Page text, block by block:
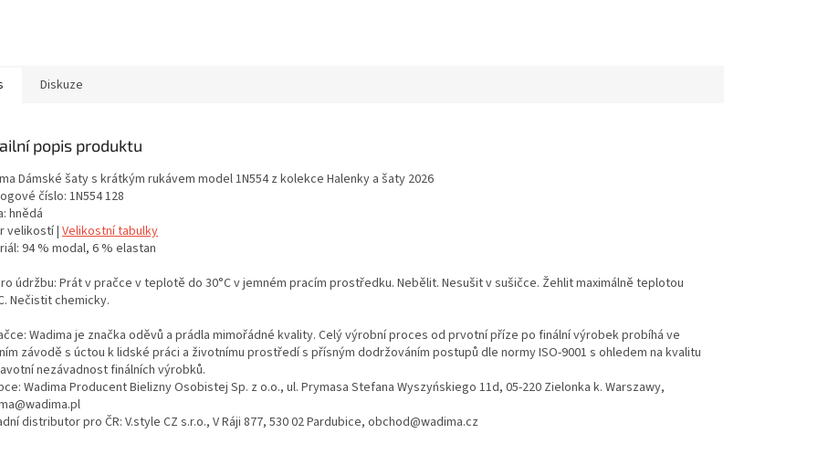
Diskuze
popis produktu
Dámské šaty s krátkým rukávem model 1N554 z kolekce Halenky a šaty 2026
číslo: 1N554 128
hnědá
velikostí |Velikostní tabulky
94 % modal, 6 % elastan
údržbu: Prát v pračce v teplotě do 30°C v jemném pracím prostředku. Nebělit. Nesušit v sušičce. Žehlit maximálně teplotou
Nečistit chemicky.
Wadima je značka oděvů a prádla mimořádné kvality. Celý výrobní proces od prvotní příze po finální výrobek probíhá ve
závodě s úctou k lidské práci a životnímu prostředí s přísným dodržováním postupů dle normy ISO-9001 s ohledem na kvalitu
nezávadnost finálních výrobků.
Wadima Producent Bielizny Osobistej Sp. z o.o., ul. Prymasa Stefana Wyszyńskiego 11d, 05-220 Zielonka k. Warszawy,
distributor pro ČR: V.style CZ s.r.o., V Ráji 877, 530 02 Pardubice, obchod@wadima.cz